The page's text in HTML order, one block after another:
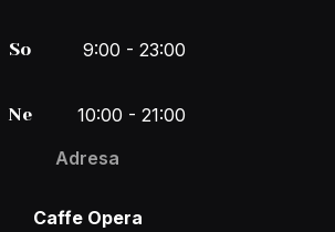
So 9:00 - 23:00
Ne
10:00 - 21:00
Adresa
Caffe Opera